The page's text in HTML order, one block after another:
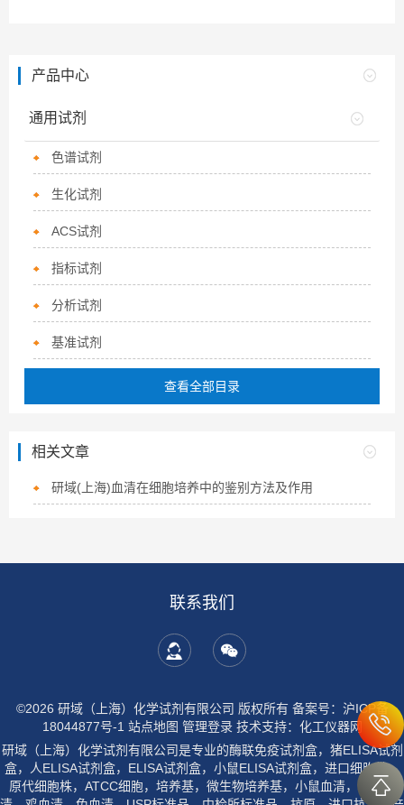
产品中心
通用试剂
色谱试剂
生化试剂
ACS试剂
指标试剂
分析试剂
基准试剂
查看全部目录
相关文章
研域(上海)血清在细胞培养中的鉴别方法及作用
联系我们
©2026 研域（上海）化学试剂有限公司 版权所有 备案号：沪ICP备
18044877号-1 站点地图 管理登录技术支持： 化工仪器网
研域（上海）化学试剂有限公司是专业的酶联免疫试剂盒，猪ELISA试剂
盒，人ELISA试剂盒，ELISA试剂盒，小鼠ELISA试剂盒，进口细胞株，
原代细胞株，ATCC细胞，培养基，微生物培养基，小鼠血清，大鼠血